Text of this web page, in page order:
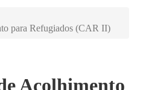
para Refugiados (CAR II)
Acolhimento